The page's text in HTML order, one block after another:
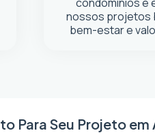
nossos projetos
bem-estar e
Para Seu Projeto em